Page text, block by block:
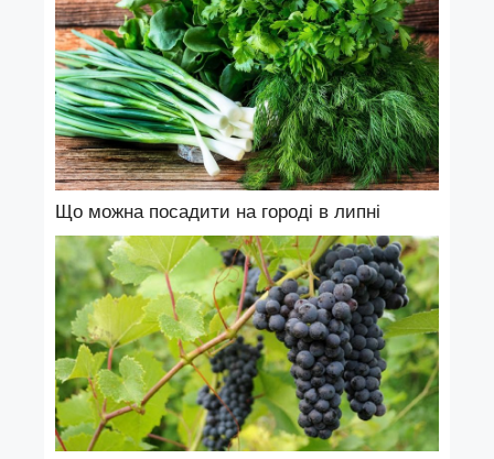
Що можна посадити на городі в липні